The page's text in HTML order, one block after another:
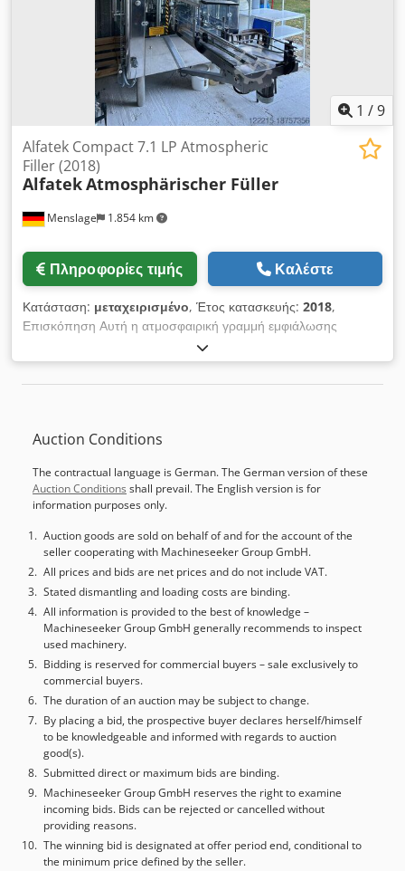
1 /9
Menslage 1.854 km
Alfatek Compact 7.1 LP Atmospheric
Filler (2018)
AlfatekAtmosphärischer Füller
Πληροφορίες τιμής Καλέστε
Κατάσταση: μεταχειρισμένο, Έτος κατασκευής: 2018,
Επισκόπηση Αυτή η ατμοσφαιρική γραμμή εμφιάλωσης
κατασκευάστηκε από την Alfatek το 2018 και είναι σχεδιασμένη
για εμφιάλωση φιαλών 330 ml με καπάκι τύπου crown. Η
μηχανή επιτυγχάνει απόδοση 800–1.000 φιαλών ανά ώρα και
πλήρωσης: Ατμοσφαιρική - Απόδοση: 800–1.000 φιάλες/ώρα -
Auction Conditions
The contractual language is German. The German version of these
Auction Conditions shall prevail. The English version is for
information purposes only.
Auction goods are sold on behalf of and for the account of the
seller cooperating with Machineseeker Group GmbH.
All prices and bids are net prices and do not include VAT.
Stated dismantling and loading costs are binding.
All information is provided to the best of knowledge –
Machineseeker Group GmbH generally recommends to inspect
used machinery.
Bidding is reserved for commercial buyers – sale exclusively to
commercial buyers.
The duration of an auction may be subject to change.
By placing a bid, the prospective buyer declares herself/himself
to be knowledgeable and informed with regards to auction
good(s).
Submitted direct or maximum bids are binding.
Machineseeker Group GmbH reserves the right to examine
incoming bids. Bids can be rejected or cancelled without
providing reasons.
The winning bid is designated at offer period end, conditional to
the minimum price defined by the seller.